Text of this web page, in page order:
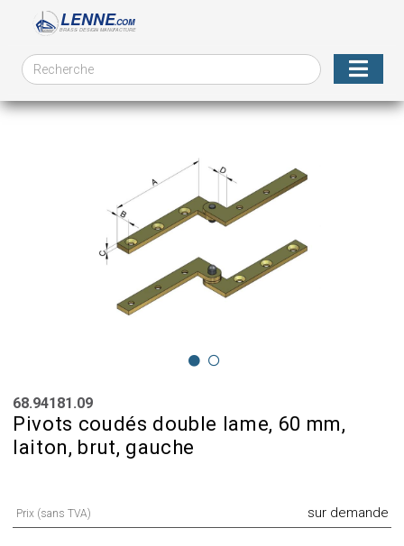
68.94181.09
Pivots coudés double lame, 60 mm,
laiton, brut, gauche
Prix (sans TVA) sur demande